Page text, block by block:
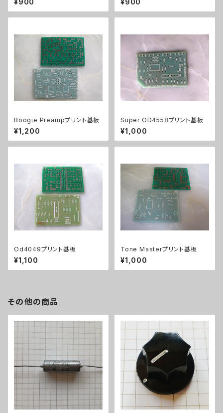
¥900 ¥900
Boogie Preampプリント基板
¥1,200
Super OD4558プリント基板
¥1,000
Od4049プリント基板
¥1,100
Tone Masterプリント基板
¥1,000
その他の商品